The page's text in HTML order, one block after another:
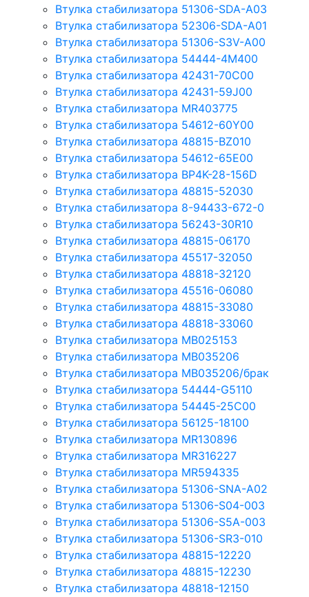
Втулка стабилизатора 51306-SDA-A03
Втулка стабилизатора 52306-SDA-A01
Втулка стабилизатора 51306-S3V-A00
Втулка стабилизатора 54444-4M400
Втулка стабилизатора 42431-70С00
Втулка стабилизатора 42431-59J00
Втулка стабилизатора MR403775
Втулка стабилизатора 54612-60Y00
Втулка стабилизатора 48815-BZ010
Втулка стабилизатора 54612-65Е00
Втулка стабилизатора BP4K-28-156D
Втулка стабилизатора 48815-52030
Втулка стабилизатора 8-94433-672-0
Втулка стабилизатора 56243-30R10
Втулка стабилизатора 48815-06170
Втулка стабилизатора 45517-32050
Втулка стабилизатора 48818-32120
Втулка стабилизатора 45516-06080
Втулка стабилизатора 48815-33080
Втулка стабилизатора 48818-33060
Втулка стабилизатора MB025153
Втулка стабилизатора MB035206
Втулка стабилизатора MB035206/брак
Втулка стабилизатора 54444-G5110
Втулка стабилизатора 54445-25C00
Втулка стабилизатора 56125-18100
Втулка стабилизатора MR130896
Втулка стабилизатора MR316227
Втулка стабилизатора MR594335
Втулка стабилизатора 51306-SNA-A02
Втулка стабилизатора 51306-S04-003
Втулка стабилизатора 51306-S5A-003
Втулка стабилизатора 51306-SR3-010
Втулка стабилизатора 48815-12220
Втулка стабилизатора 48815-12230
Втулка стабилизатора 48818-12150